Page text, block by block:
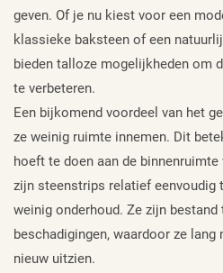
geven. Of je nu kiest voor een
klassieke baksteen of een
bieden talloze mogelijkheden om
te verbeteren.
Een bijkomend voordeel van het
ze weinig ruimte innemen. Dit
hoeft te doen aan de
zijn steenstrips relatief eenvoudig
weinig onderhoud. Ze zijn
beschadigingen, waardoor ze lang
nieuw uitzien.